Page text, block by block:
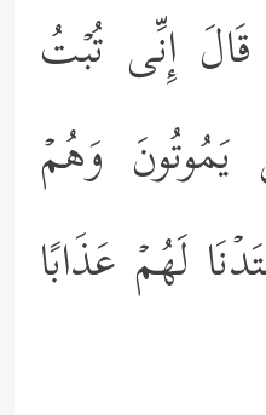
إِنِّی تُبۡتُ
یَمُوتُونَ وَهُمۡ
لَهُمۡ عَذَابًا